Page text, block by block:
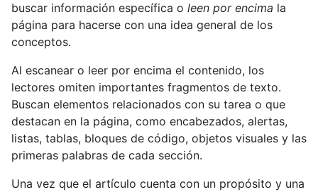
buscar información específica o leen por encima la
página para hacerse con una idea general de los
conceptos.
Al escanear o leer por encima el contenido, los
lectores omiten importantes fragmentos de texto.
Buscan elementos relacionados con su tarea o que
destacan en la página, como encabezados, alertas,
listas, tablas, bloques de código, objetos visuales y las
primeras palabras de cada sección.
Una vez que el artículo cuenta con un propósito y una